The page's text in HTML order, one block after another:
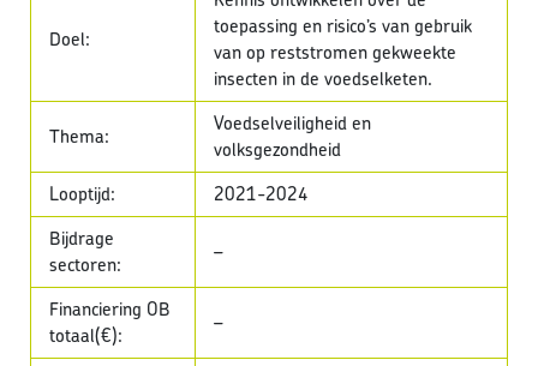
Doel:
toepassing en risico’s van gebruik
van op reststromen gekweekte
insecten in de voedselketen.
Thema:
Voedselveiligheid en
volksgezondheid
Looptijd:
2021-2024
Bijdrage
sectoren:
–
Financiering OB
totaal(€):
–